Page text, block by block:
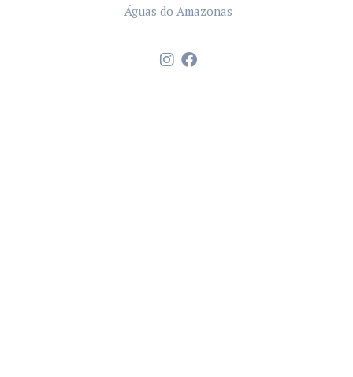
Águas do Amazonas